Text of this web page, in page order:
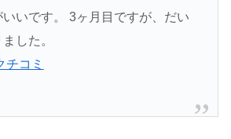
いです。 3ヶ月目ですが、だい
した。
チコミ